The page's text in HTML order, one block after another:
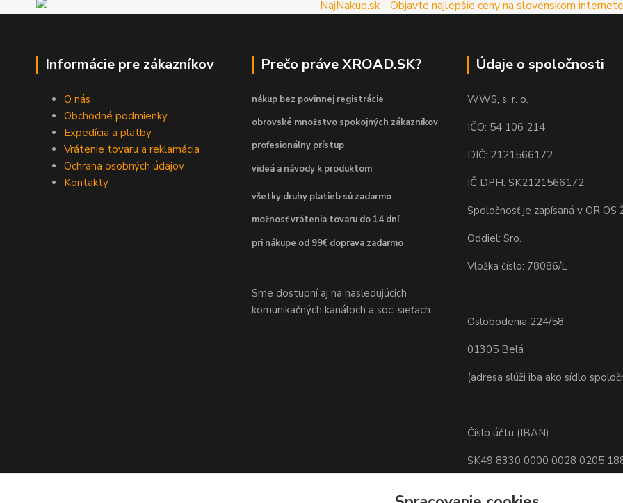
Informácie pre zákazníkov
O nás
Obchodné podmienky
Expedícia a platby
Vrátenie tovaru a reklamácia
Ochrana osobných údajov
Kontakty
Prečo práve XROAD.SK?
nákup bez povinnej registrácie
obrovské množstvo spokojných zákazníkov
profesionálny prístup
videá a návody k produktom
všetky druhy platieb sú zadarmo
možnosť vrátenia tovaru do 14 dní
pri nákupe od 99€ doprava zadarmo
Sme dostupní aj na nasledujúcich
komunikačných kanáloch a soc. sieťach:
Údaje o spoločnosti
WWS, s. r. o.
IČO: 54 106 214
DIČ: 2121566172
IČ DPH: SK2121566172
Spoločnosť je zapísaná v OR OS
Oddiel: Sro.
Vložka číslo: 78086/L
Oslobodenia 224/58
01305 Belá
(adresa slúži iba ako sídlo
Číslo účtu (IBAN):
SK49 8330 0000 0028 0205